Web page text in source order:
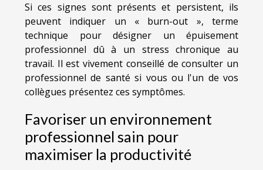
Si ces signes sont présents et persistent, ils
peuvent indiquer un « burn-out », terme
technique pour désigner un épuisement
professionnel dû à un stress chronique au
travail. Il est vivement conseillé de consulter un
professionnel de santé si vous ou l'un de vos
collègues présentez ces symptômes.
Favoriser un environnement
professionnel sain pour
maximiser la productivité